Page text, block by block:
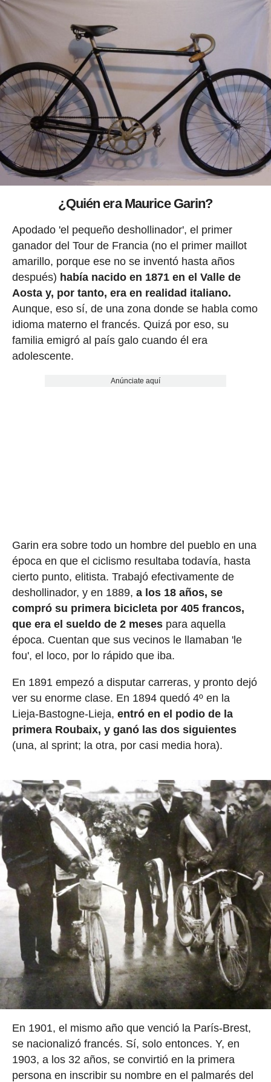
¿Quién era Maurice Garin?
Apodado 'el pequeño deshollinador', el primer
ganador del Tour de Francia (no el primer maillot
amarillo, porque ese no se inventó hasta años
después) había nacido en 1871 en el Valle de
Aosta y, por tanto, era en realidad italiano.
Aunque, eso sí, de una zona donde se habla como
idioma materno el francés. Quizá por eso, su
familia emigró al país galo cuando él era
adolescente.
Anúnciate aquí
Garin era sobre todo un hombre del pueblo en una
época en que el ciclismo resultaba todavía, hasta
cierto punto, elitista. Trabajó efectivamente de
deshollinador, y en 1889, a los 18 años, se
compró su primera bicicleta por 405 francos,
que era el sueldo de 2 mesespara aquella
época. Cuentan que sus vecinos le llamaban 'le
fou', el loco, por lo rápido que iba.
En 1891 empezó a disputar carreras, y pronto dejó
ver su enorme clase. En 1894 quedó 4º en la
Lieja-Bastogne-Lieja, entró en el podio de la
primera Roubaix, y ganó las dos siguientes
(una, al sprint; la otra, por casi media hora).
En 1901, el mismo año que venció la París-Brest,
se nacionalizó francés. Sí, solo entonces. Y, en
1903, a los 32 años, se convirtió en la primera
persona en inscribir su nombre en el palmarés del